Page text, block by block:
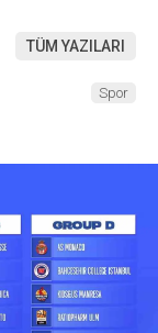
TÜM YAZILARI
Spor